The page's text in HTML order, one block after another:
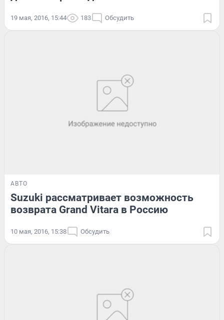
19 мая, 2016, 15:44 183 Обсудить
АВТО
Suzuki рассматривает возможность
возврата Grand Vitara в Россию
10 мая, 2016, 15:38 Обсудить